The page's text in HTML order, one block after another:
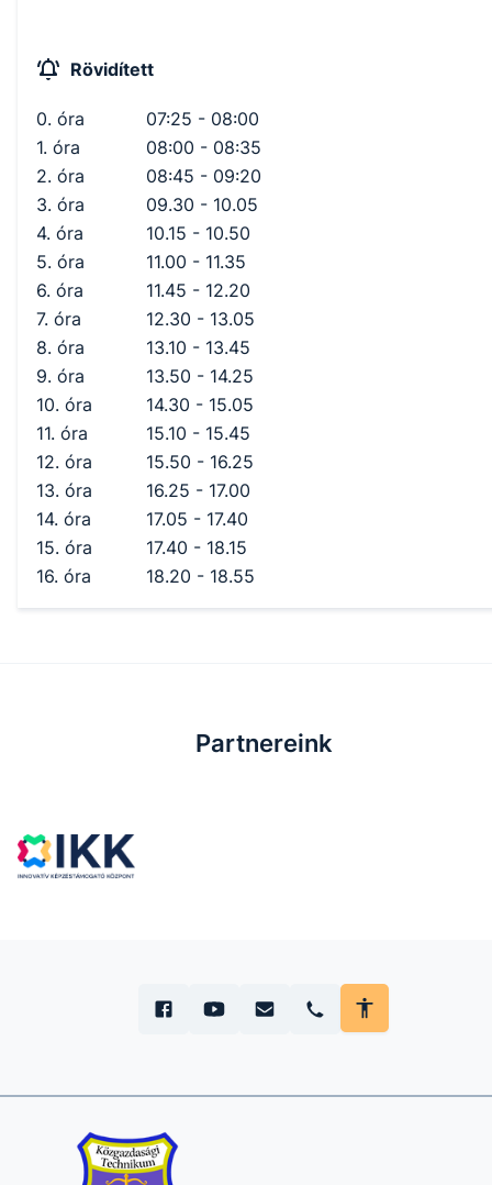
Rövidített
0. óra
07:25 - 08:00
1. óra
08:00 - 08:35
2. óra
08:45 - 09:20
3. óra
09.30 - 10.05
4. óra
10.15 - 10.50
5. óra
11.00 - 11.35
6. óra
11.45 - 12.20
7. óra
12.30 - 13.05
8. óra
13.10 - 13.45
9. óra
13.50 - 14.25
10. óra
14.30 - 15.05
11. óra
15.10 - 15.45
12. óra
15.50 - 16.25
13. óra
16.25 - 17.00
14. óra
17.05 - 17.40
15. óra
17.40 - 18.15
16. óra
18.20 - 18.55
Partnereink